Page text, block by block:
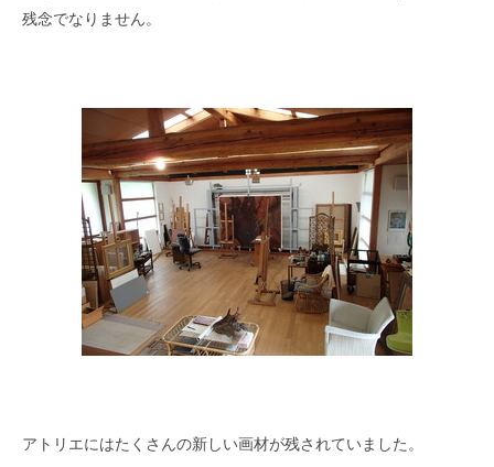
残念でなりません。
アトリエにはたくさんの新しい画材が残されていました。